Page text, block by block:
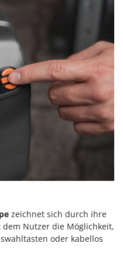
zeichnet sich durch ihre
Nutzer die Möglichkeit,
oder kabellos